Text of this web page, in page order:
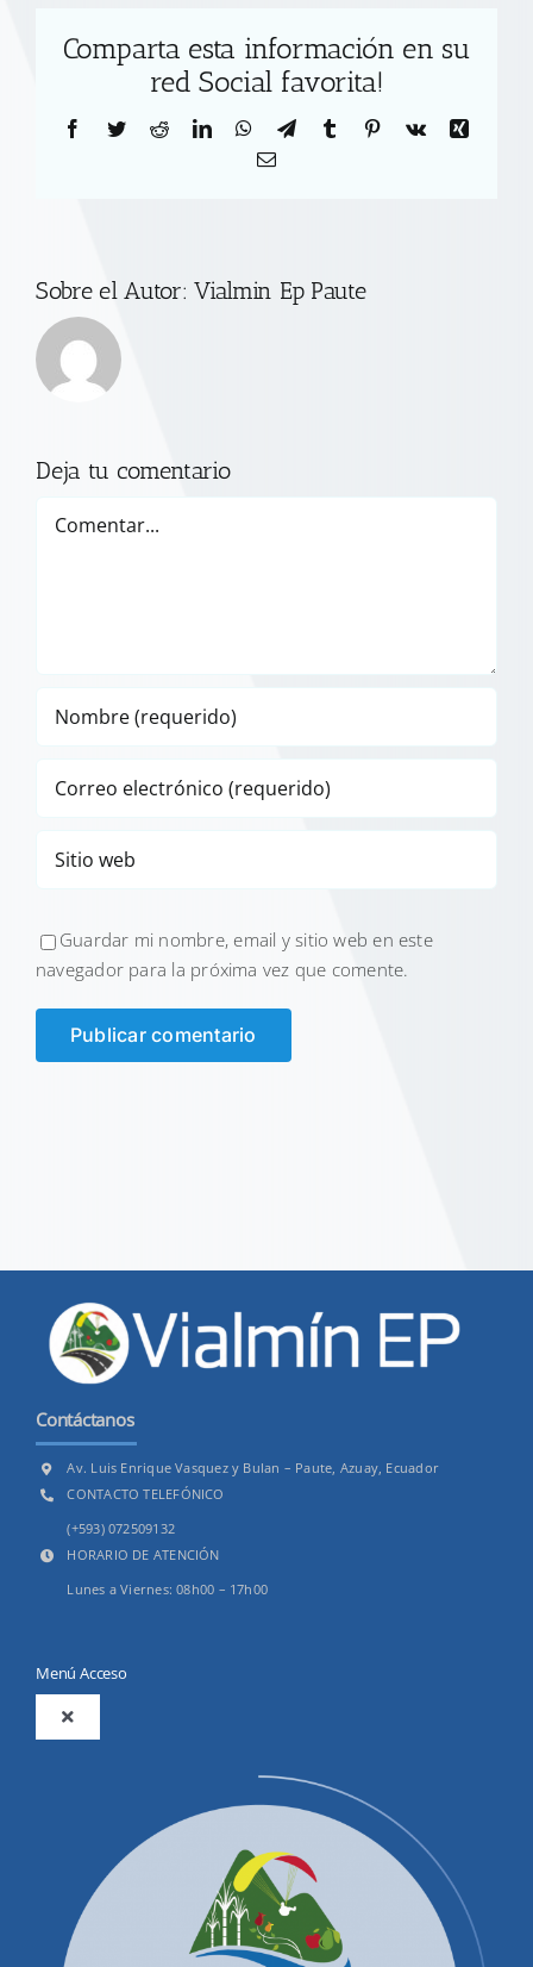
Comparta esta información en su
red Social favorita!
Facebook
TwitterRedditLinkedInWhatsApp
TelegramTumblr Pinterest
Vk
Xing
Correo
Sobre el Autor:Vialmin Ep Paute
Deja tu comentario
Guardar mi nombre, email y sitio web en este
navegador para la próxima vez que comente.
Contáctanos
Av. Luis Enrique Vasquez y Bulan – Paute, Azuay, Ecuador
CONTACTO TELEFÓNICO
(+593) 072509132
HORARIO DE ATENCIÓN
Lunes a Viernes: 08h00 – 17h00
Menú Acceso
Toggle
Productos y Servicios
Convocatorias Precalificación